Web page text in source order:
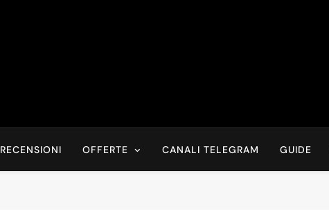
Risparmia Online
RECENSIONI OFFERTE CANALI TELEGRAM GUIDE